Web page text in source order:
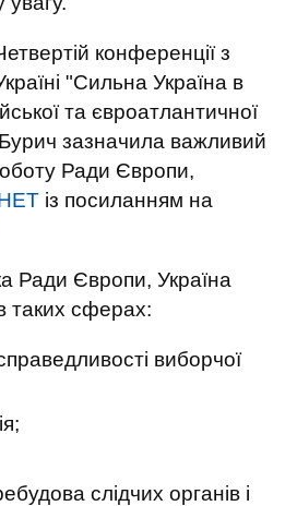
конференції з
"Сильна Україна в
та євроатлантичної
зазначила важливий
Ради Європи,
із посиланням на
Ради Європи, Україна
таких сферах:
виборчої
слідчих органів і